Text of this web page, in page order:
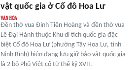
vật quốc gia ở Cố đô Hoa Lư
Đền thờ vua Đinh Tiên Hoàng và đền thờ vua
Lê Đại Hành thuộc Khu di tích quốc gia đặc
biệt Cố đô Hoa Lư (phường Tây Hoa Lư, tỉnh
Ninh Bình) hiện đang lưu giữ bảo vật quốc gia
là 2 bộ Phủ Việt cổ từ thế kỷ XVII.